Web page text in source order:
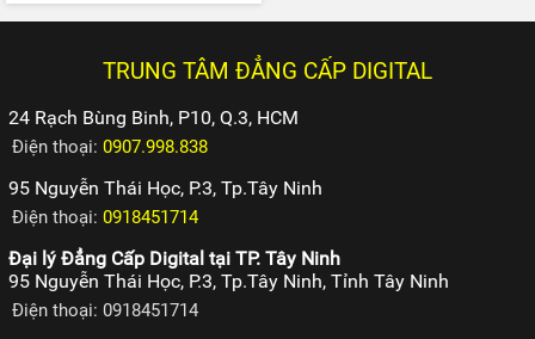
TRUNG TÂM ĐẲNG CẤP DIGITAL
24 Rạch Bùng Binh, P10, Q.3, HCM
Điện thoại:0907.998.838
95 Nguyễn Thái Học, P.3, Tp.Tây Ninh
Điện thoại:0918451714
Đại lý Đẳng Cấp Digital tại TP. Tây Ninh
95 Nguyễn Thái Học, P.3, Tp.Tây Ninh, Tỉnh Tây Ninh
Điện thoại: 0918451714